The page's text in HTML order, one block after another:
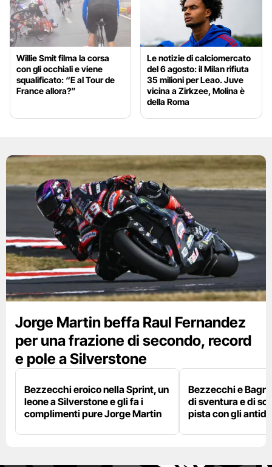
Willie Smit filma la corsa
con gli occhiali e viene
squalificato: “E al Tour de
France allora?”
Le notizie di calciomercato
del 6 agosto: il Milan rifiuta
35 milioni per Leao. Juve
vicina a Zirkzee, Molina è
della Roma
Jorge Martin beffa Raul Fernandez
per una frazione di secondo, record
e pole a Silverstone
Bezzecchi eroico nella Sprint, un
leone a Silverstone e gli fa i
complimenti pure Jorge Martin
Bezzecchi e
di sventura e di
pista con gli